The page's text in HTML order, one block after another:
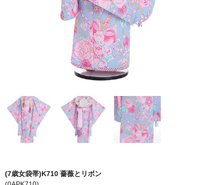
(7歳女袋帯)K710 薔薇とリボン